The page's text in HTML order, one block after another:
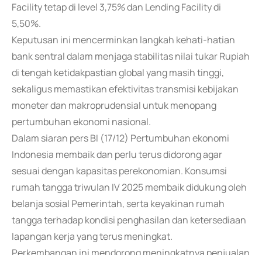
Facility tetap di level 3,75% dan Lending Facility di
5,50%.
Keputusan ini mencerminkan langkah kehati-hatian
bank sentral dalam menjaga stabilitas nilai tukar Rupiah
di tengah ketidakpastian global yang masih tinggi,
sekaligus memastikan efektivitas transmisi kebijakan
moneter dan makroprudensial untuk menopang
pertumbuhan ekonomi nasional.
Dalam siaran pers BI (17/12) Pertumbuhan ekonomi
Indonesia membaik dan perlu terus didorong agar
sesuai dengan kapasitas perekonomian. Konsumsi
rumah tangga triwulan IV 2025 membaik didukung oleh
belanja sosial Pemerintah, serta keyakinan rumah
tangga terhadap kondisi penghasilan dan ketersediaan
lapangan kerja yang terus meningkat.